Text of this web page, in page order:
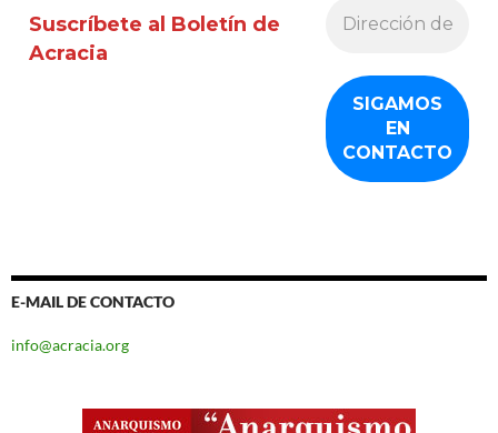
Suscríbete al Boletín de
Acracia
E-MAIL DE CONTACTO
info@acracia.org